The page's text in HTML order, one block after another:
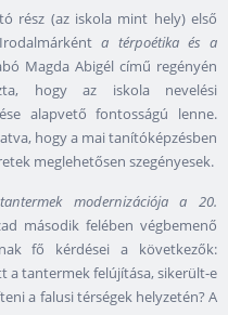
rész (az iskola mint hely) első
a térpoétika és a
Magda Abigél című regényén
hogy az iskola nevelési
alapvető fontosságú lenne.
hogy a mai tanítóképzésben
meglehetősen szegényesek.
modernizációja a 20.
második felében végbemenő
fő kérdései a következők:
a tantermek felújítása, sikerült-e
a falusi térségek helyzetén? A